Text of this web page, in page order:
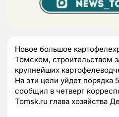
Новое большое
Томском, строительством
крупнейших
На эти цели уйдет порядка
сообщил в четверг
Tomsk.ru глава хозяйства